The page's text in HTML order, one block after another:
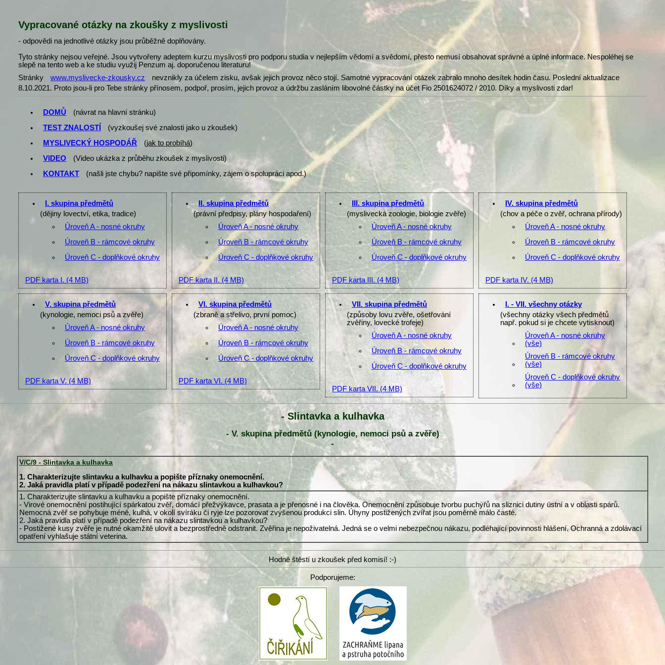
Vypracované otázky na zkoušky z myslivosti
- odpovědi na jednotlivé otázky jsou průběžně doplňovány.
Tyto stránky nejsou veřejné. Jsou vytvořeny adeptem kurzu myslivosti pro podporu studia v nejlepším vědomí a svědomí, přesto nemusí obsahovat správné a úplné informace. Nespoléhej se
slepě na tento web a ke studiu využij Penzum aj. doporučenou literaturu!
Stránky
www.myslivecke-zkousky.cz
nevznikly za účelem zisku, avšak jejich provoz něco stojí. Samotné vypracování otázek zabralo mnoho desítek hodin času. Poslední aktualizace
8.10.2021. Proto jsou-li pro Tebe stránky přínosem, podpoř, prosím, jejich provoz a údržbu zasláním libovolné částky na účet Fio 2501624072 / 2010. Díky a myslivosti zdar!
DOMŮ
(návrat na hlavní stránku)
TEST ZNALOSTÍ
(vyzkoušej své znalosti jako u zkoušek)
MYSLIVECKÝ HOSPODÁŘ
(jak to probíhá)
VIDEO
(Video ukázka z průběhu zkoušek z myslivosti)
KONTAKT
(našli jste chybu? napište své připomínky, zájem o spolupráci apod.)
I. skupina předmětů
(dějiny lovectví, etika, tradice)
Úroveň A - nosné okruhy
Úroveň B - rámcové okruhy
Úroveň C - doplňkové okruhy
PDF karta I. (4 MB)
II. skupina předmětů
(právní předpisy, plány hospodaření)
Úroveň A - nosné okruhy
Úroveň B - rámcové okruhy
Úroveň C - doplňkové okruhy
PDF karta II. (4 MB)
III. skupina předmětů
(myslivecká zoologie, biologie zvěře)
Úroveň A - nosné okruhy
Úroveň B - rámcové okruhy
Úroveň C - doplňkové okruhy
PDF karta III. (4 MB)
IV. skupina předmětů
(chov a péče o zvěř, ochrana přírody)
Úroveň A - nosné okruhy
Úroveň B - rámcové okruhy
Úroveň C - doplňkové okruhy
PDF karta IV. (4 MB)
V. skupina předmětů
(kynologie, nemoci psů a zvěře)
Úroveň A - nosné okruhy
Úroveň B - rámcové okruhy
Úroveň C - doplňkové okruhy
PDF karta V. (4 MB)
VI. skupina předmětů
(zbraně a střelivo, první pomoc)
Úroveň A - nosné okruhy
Úroveň B - rámcové okruhy
Úroveň C - doplňkové okruhy
PDF karta VI. (4 MB)
VII. skupina předmětů
(způsoby lovu zvěře, ošetřování
zvěřiny, lovecké trofeje)
Úroveň A - nosné okruhy
Úroveň B - rámcové okruhy
Úroveň C - doplňkové okruhy
PDF karta VII. (4 MB)
I. - VII. všechny otázky
(všechny otázky všech předmětů
např. pokud si je chcete vytisknout)
Úroveň A - nosné okruhy
(vše)
Úroveň B - rámcové okruhy
(vše)
Úroveň C - doplňkové okruhy
(vše)
- Slintavka a kulhavka
- V. skupina předmětů (kynologie, nemoci psů a zvěře)
-
V/C/9 - Slintavka a kulhavka
1. Charakterizujte slintavku a kulhavku a popište příznaky onemocnění.
2. Jaká pravidla platí v případě podezření na nákazu slintavkou a kulhavkou?
1. Charakterizujte slintavku a kulhavku a popište příznaky onemocnění.
- Virové onemocnění postihující spárkatou zvěř, domácí přežvýkavce, prasata a je přenosné i na člověka. Onemocnění způsobuje tvorbu puchýřů na sliznici dutiny ústní a v oblasti spárů.
Nemocná zvěř se pohybuje méně, kulhá, v okolí svíráku či ryje lze pozorovat zvýšenou produkci slin. Úhyny postižených zvířat jsou poměrně málo časté.
2. Jaká pravidla platí v případě podezření na nákazu slintavkou a kulhavkou?
- Postižené kusy zvěře je nutné okamžitě ulovit a bezprostředně odstranit. Zvěřina je nepoživatelná. Jedná se o velmi nebezpečnou nákazu, podléhající povinnosti hlášení. Ochranná a zdolávací
opatření vyhlašuje státní veterina.
Hodně štěstí u zkoušek před komisí! :-)
Podporujeme: